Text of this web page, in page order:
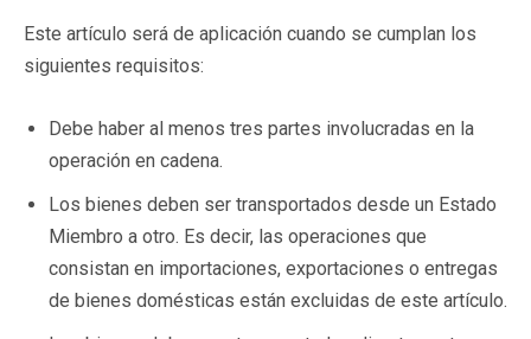
Este artículo será de aplicación cuando se cumplan los
siguientes requisitos:
Debe haber al menos tres partes involucradas en la
operación en cadena.
Los bienes deben ser transportados desde un Estado
Miembro a otro. Es decir, las operaciones que
consistan en importaciones, exportaciones o entregas
de bienes domésticas están excluidas de este artículo.